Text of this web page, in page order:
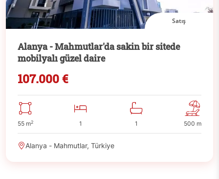
Satış
Alanya - Mahmutlar'da sakin bir sitede
mobilyalı güzel daire
107.000 €
55 m2 1 1 500 m
Alanya - Mahmutlar, Türkiye